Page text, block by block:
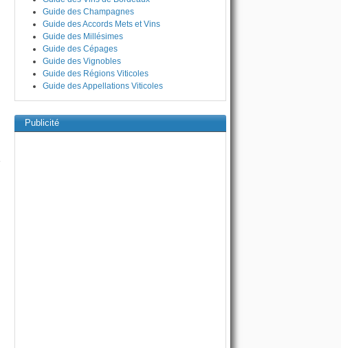
Guide des Champagnes
Guide des Accords Mets et Vins
Guide des Millésimes
Guide des Cépages
Guide des Vignobles
Guide des Régions Viticoles
Guide des Appellations Viticoles
Publicité